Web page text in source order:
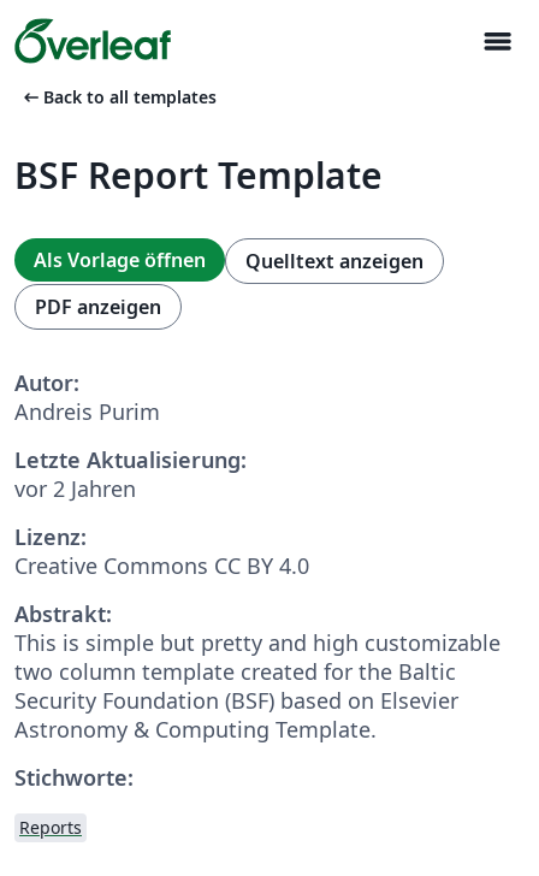
menu
arrow_left_alt Back to all templates
BSF Report Template
Als Vorlage öffnen
Quelltext anzeigen
PDF anzeigen
Autor:
Andreis Purim
Letzte Aktualisierung:
vor 2 Jahren
Lizenz:
Creative Commons CC BY 4.0
Abstrakt:
This is simple but pretty and high customizable
two column template created for the Baltic
Security Foundation (BSF) based on Elsevier
Astronomy & Computing Template.
Stichworte:
Reports